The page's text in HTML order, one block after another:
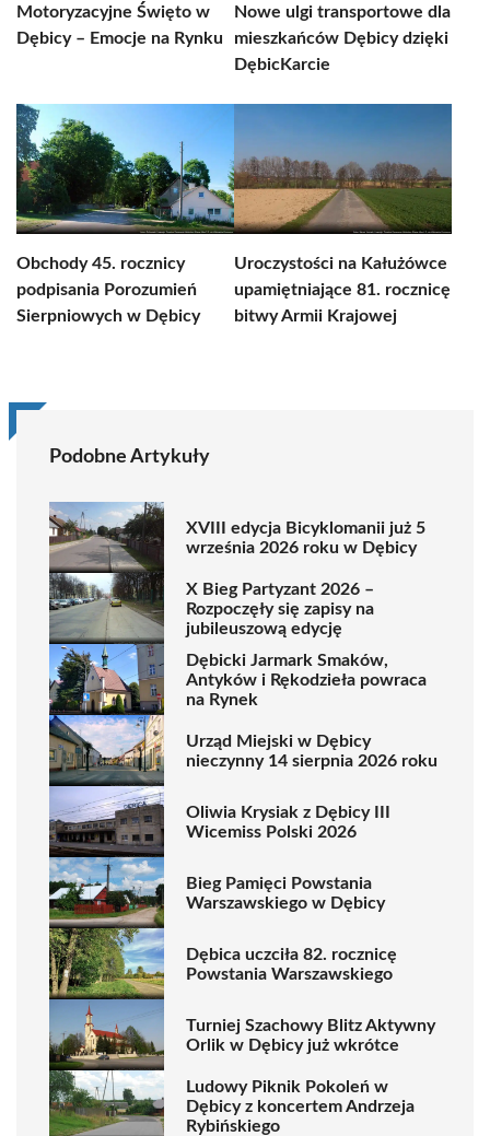
Motoryzacyjne Święto w
Dębicy – Emocje na Rynku
Nowe ulgi transportowe dla
mieszkańców Dębicy dzięki
DębicKarcie
Obchody 45. rocznicy
podpisania Porozumień
Sierpniowych w Dębicy
Uroczystości na Kałużówce
upamiętniające 81. rocznicę
bitwy Armii Krajowej
Podobne Artykuły
XVIII edycja Bicyklomanii już 5
września 2026 roku w Dębicy
X Bieg Partyzant 2026 –
Rozpoczęły się zapisy na
jubileuszową edycję
Dębicki Jarmark Smaków,
Antyków i Rękodzieła powraca
na Rynek
Urząd Miejski w Dębicy
nieczynny 14 sierpnia 2026 roku
Oliwia Krysiak z Dębicy III
Wicemiss Polski 2026
Bieg Pamięci Powstania
Warszawskiego w Dębicy
Dębica uczciła 82. rocznicę
Powstania Warszawskiego
Turniej Szachowy Blitz Aktywny
Orlik w Dębicy już wkrótce
Ludowy Piknik Pokoleń w
Dębicy z koncertem Andrzeja
Rybińskiego